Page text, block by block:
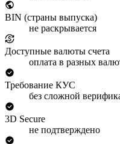
BIN (страны выпуска)
не раскрывается
Доступные валюты счета
оплата в разных
Требование КУС
без сложной
3D Secure
не подтверждено